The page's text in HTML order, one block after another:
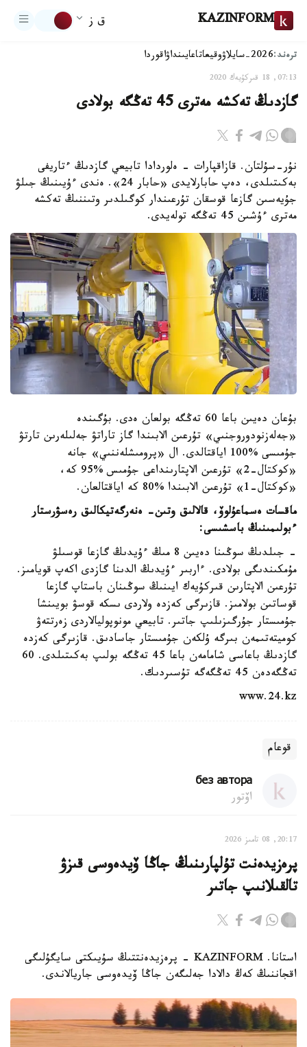
KAZINFORM ق ز
ترەند:2026-سايلاۋ وقيعاتاعايىنداۋاقوردا
07:13, 18 قىركۇيەك 2020
گازدىڭ تەكشە مەترى 45 تەڭگە بولادى
نۇر-سۇلتان. قازاقپارات - ەلوردادا تابيعي گازدىڭ ءتاريفى
بەكىتىلدى، دەپ حابارلايدى «حابار 24». ەندى ءۇيىنىڭ جىلۋ
جۇيەسىن گازعا قوسقان تۇرعىندار كوگىلدىر وتىننىڭ تەكشە
مەترى ءۇشىن 45 تەڭگە تولەيدى.
بۇعان دەيىن باعا 60 تەڭگە بولعان ەدى. بۇگىندە
«جەلەزنودوروجنىي» تۇرعىن الابىندا گاز تاراتۋ جەلىلەرىن تارتۋ
جۇمىسى %100 اياقتالدى. ال «پرومىشلەننىي» جانە
«كوكتال-2» تۇرعىن الاپتارىنداعى جۇمىس %95 كە،
«كوكتال-1» تۇرعىن الابىندا %80 كە اياقتالعان.
ماقسات ەسماعۇلوۆ، قالالىق وتىن- ەنەرگەتيكالىق رەسۋرستار
ءبولىمىنىڭ باسشىسى:
- جىلدىڭ سوڭىنا دەيىن 8 مىڭ ءۇيدىڭ گازعا قوسىلۋ
مۇمكىندىگى بولادى. ءاربىر ءۇيدىڭ الدىنا گازدى اكەپ قويامىز.
تۇرعىن الاپتارىن قىركۇيەك ايىنىڭ سوڭىنان باستاپ گازعا
قوساتىن بولامىز. قازىرگى كەزدە ولاردى ىسكە قوسۋ بويىنشا
جۇمىستار جۇرگىزىلىپ جاتىر. تابيعي مونوپوليالاردى زەرتتەۋ
كوميتەتىمەن بىرگە ۇلكەن جۇمىستار جاسادىق. قازىرگى كەزدە
گازدىڭ باعاسى شامامەن باعا 45 تەڭگە بولىپ بەكىتىلدى. 60
تەڭگەدەن 45 تەڭگەگە تۇسىردىك.
www.24.kz
قوعام
без автора
اۆتور
20:17, 08 تامىز 2026
پرەزيدەنت تۇلپارىنىڭ جاڭا ۆيدەوسى قىزۋ
تالقىلانىپ جاتىر
استانا. KAZINFORM - پرەزيدەنتتىڭ سۇيىكتى سايگۇلىگى
اقجاننىڭ كەڭ دالادا جەلىگەن جاڭا ۆيدەوسى جاريالاندى.